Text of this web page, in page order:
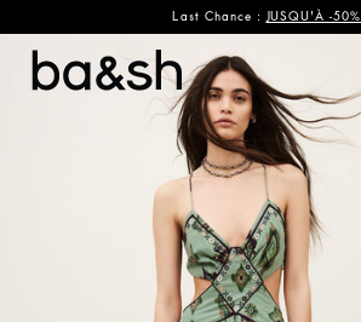
Last Chance :JUSQU'À -50%
ba&sh